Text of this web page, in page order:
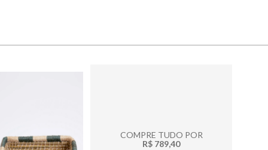
COMPRE TUDO POR
R$ 789,40